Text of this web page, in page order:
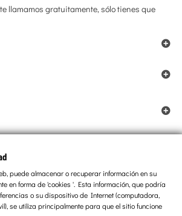
llamamos gratuitamente, sólo tienes que
ALL RIGHTS RESERVED
puede almacenar o recuperar información en su
en forma de 'cookies '. Esta información, que podría
o su dispositivo de Internet (computadora,
se utiliza principalmente para que el sitio funcione